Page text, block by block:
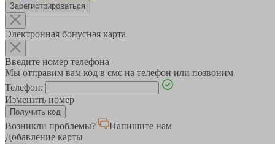
Зарегистрироваться
Электронная бонусная карта
Введите номер телефона
Мы отправим вам код в смс на телефон или позвоним
Телефон:
Изменить номер
Возникли проблемы?
Напишите нам
Добавление карты